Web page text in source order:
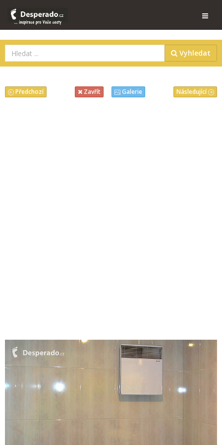
Vyhledat
Následující
Předchozí Zavřít Galerie